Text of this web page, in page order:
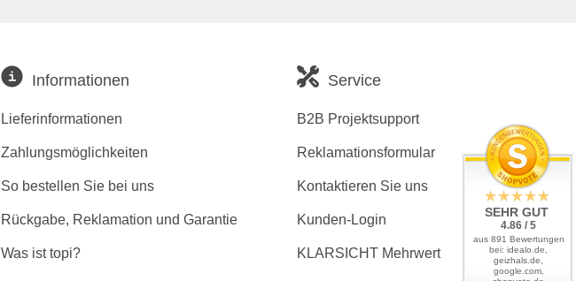
Informationen
Lieferinformationen
Zahlungsmöglichkeiten
So bestellen Sie bei uns
Rückgabe, Reklamation und Garantie
Was ist topi?
Service
B2B Projektsupport
Reklamationsformular
Kontaktieren Sie uns
Kunden-Login
KLARSICHT Mehrwert
SEHR GUT
4.86 / 5
aus 891 Bewertungen
bei: idealo.de,
geizhals.de,
google.com,